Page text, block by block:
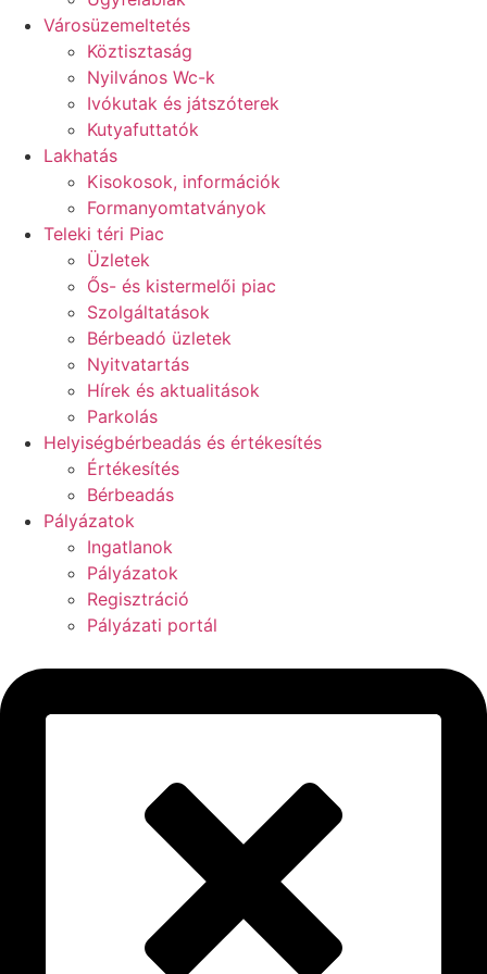
Városüzemeltetés
Köztisztaság
Nyilvános Wc-k
Ivókutak és játszóterek
Kutyafuttatók
Lakhatás
Kisokosok, információk
Formanyomtatványok
Teleki téri Piac
Üzletek
Ős- és kistermelői piac
Szolgáltatások
Bérbeadó üzletek
Nyitvatartás
Hírek és aktualitások
Parkolás
Helyiségbérbeadás és értékesítés
Értékesítés
Bérbeadás
Pályázatok
Ingatlanok
Pályázatok
Regisztráció
Pályázati portál